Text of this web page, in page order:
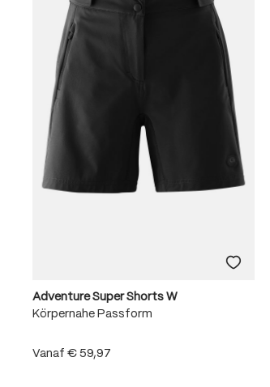
Adventure Super Shorts W
Körpernahe Passform
Vanaf € 59,97